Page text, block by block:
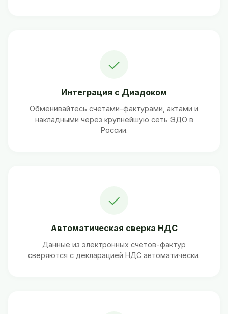
✓
Интеграция с Диадоком
Обменивайтесь счетами-фактурами, актами и
накладными через крупнейшую сеть ЭДО в
России.
✓
Автоматическая сверка НДС
Данные из электронных счетов-фактур
сверяются с декларацией НДС автоматически.